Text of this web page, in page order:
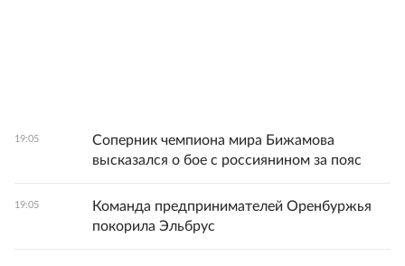
19:05
Соперник чемпиона мира Бижамова
высказался о бое с россиянином за пояс
19:05
Команда предпринимателей Оренбуржья
покорила Эльбрус